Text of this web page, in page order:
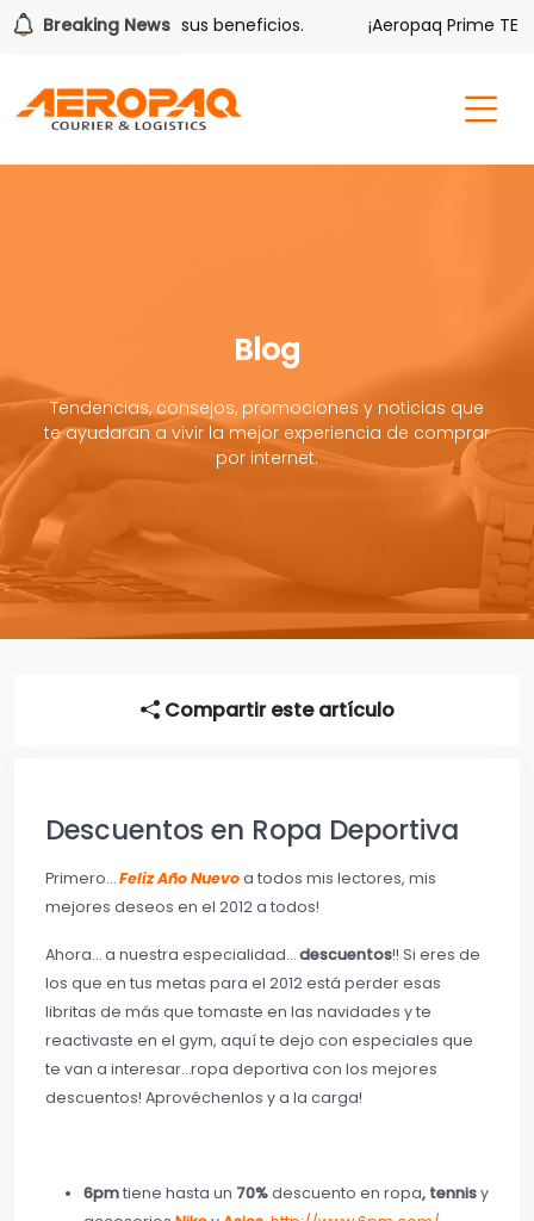
Breaking News
también tiene sus beneficios. ¡Aeropaq Prime TE DA
Blog
Tendencias, consejos, promociones y noticias que
te ayudaran a vivir la mejor experiencia de comprar
por internet.
Compartir este artículo
Descuentos en Ropa Deportiva
Primero…Feliz Año Nuevoa todos mis lectores, mis
mejores deseos en el 2012 a todos!
Ahora… a nuestra especialidad…descuentos!! Si eres de
los que en tus metas para el 2012 está perder esas
libritas de más que tomaste en las navidades y te
reactivaste en el gym, aquí te dejo con especiales que
te van a interesar…ropa deportiva con los mejores
descuentos! Aprovéchenlos y a la carga!
6pmtiene hasta un 70%descuento en ropa, tennisy